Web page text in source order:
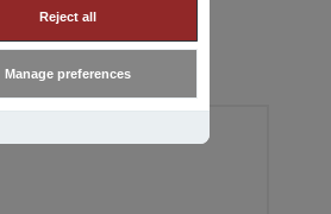
Reject all
Manage preferences